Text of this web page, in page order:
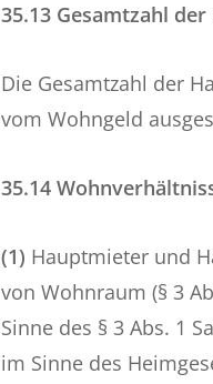
35.13 Gesamtzahl
Die Gesamtzahl der
vom Wohngeld
35.14
(1) Hauptmieter und
von Wohnraum (§ 3
Sinne des § 3 Abs. 1
im Sinne des